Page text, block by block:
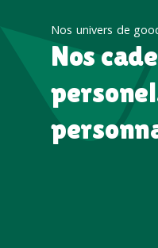
Nos univers de
Nos